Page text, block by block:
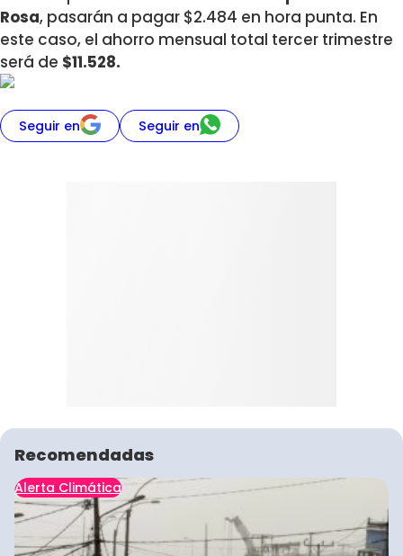
Rosa, pasarán a pagar $2.484 en hora punta. En
este caso, el ahorro mensual total tercer trimestre
será de $11.528.
Seguir en Seguir en
Recomendadas
Alerta Climática